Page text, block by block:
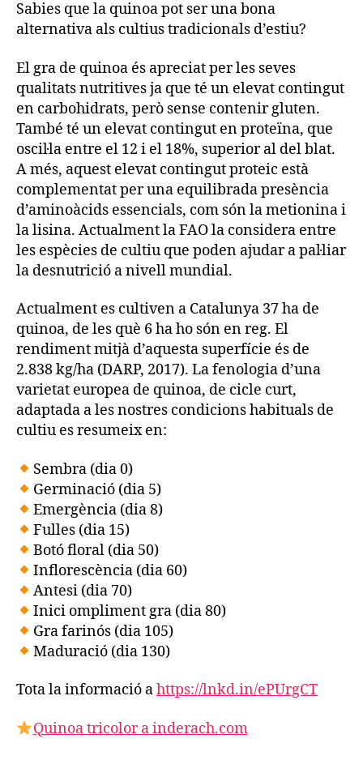
Sabies que la quinoa pot ser una bona
alternativa als cultius tradicionals d’estiu?
El gra de quinoa és apreciat per les seves
qualitats nutritives ja que té un elevat contingut
en carbohidrats, però sense contenir gluten.
També té un elevat contingut en proteïna, que
oscil·la entre el 12 i el 18%, superior al del blat.
A més, aquest elevat contingut proteic està
complementat per una equilibrada presència
d’aminoàcids essencials, com són la metionina i
la lisina. Actualment la FAO la considera entre
les espècies de cultiu que poden ajudar a pal·liar
la desnutrició a nivell mundial.
Actualment es cultiven a Catalunya 37 ha de
quinoa, de les què 6 ha ho són en reg. El
rendiment mitjà d’aquesta superfície és de
2.838 kg/ha (DARP, 2017). La fenologia d’una
varietat europea de quinoa, de cicle curt,
adaptada a les nostres condicions habituals de
cultiu es resumeix en:
Sembra (dia 0)
Germinació (dia 5)
Emergència (dia 8)
Fulles (dia 15)
Botó floral (dia 50)
Inflorescència (dia 60)
Antesi (dia 70)
Inici ompliment gra (dia 80)
Gra farinós (dia 105)
Maduració (dia 130)
Tota la informació ahttps://lnkd.in/ePUrgCT
Quinoa tricolor a inderach.com